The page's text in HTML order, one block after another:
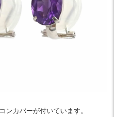
ンカバーが付いています。